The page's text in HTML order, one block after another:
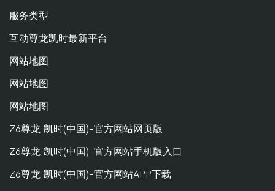
服务类型
互动尊龙凯时最新平台
网站地图
网站地图
网站地图
Z6尊龙·凯时(中国)-官方网站网页版
Z6尊龙·凯时(中国)-官方网站手机版入口
Z6尊龙·凯时(中国)-官方网站APP下载